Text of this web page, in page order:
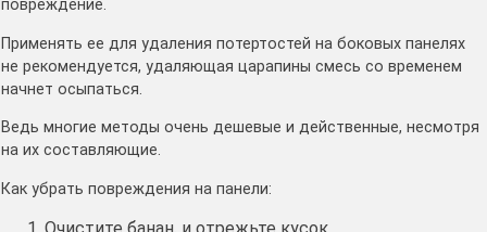
повреждение.
Применять ее для удаления потертостей на боковых панелях
не рекомендуется, удаляющая царапины смесь со временем
начнет осыпаться.
Ведь многие методы очень дешевые и действенные, несмотря
на их составляющие.
Как убрать повреждения на панели:
Очистите банан, и отрежьте кусок.